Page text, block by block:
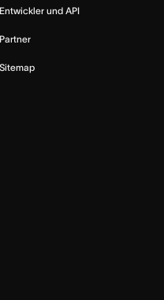
Entwickler und API
Partner
Sitemap